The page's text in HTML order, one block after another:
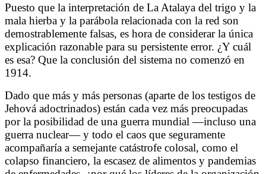
Puesto que la interpretación de La Atalaya del trigo y la
mala hierba y la parábola relacionada con la red son
demostrablemente falsas, es hora de considerar la única
explicación razonable para su persistente error. ¿Y cuál
es esa? Que la conclusión del sistema no comenzó en
1914.
Dado que más y más personas (aparte de los testigos de
Jehová adoctrinados) están cada vez más preocupadas
por la posibilidad de una guerra mundial —incluso una
guerra nuclear— y todo el caos que seguramente
acompañaría a semejante catástrofe colosal, como el
colapso financiero, la escasez de alimentos y pandemias